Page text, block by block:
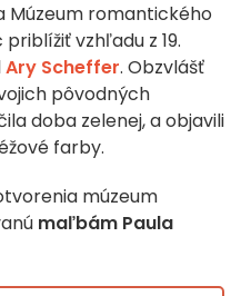
Múzeum romantického
vzhľadu z 19.
Ary Scheffer. Obzvlášť
pôvodných
doba zelenej, a objavili
farby.
múzeum
maľbám Paula